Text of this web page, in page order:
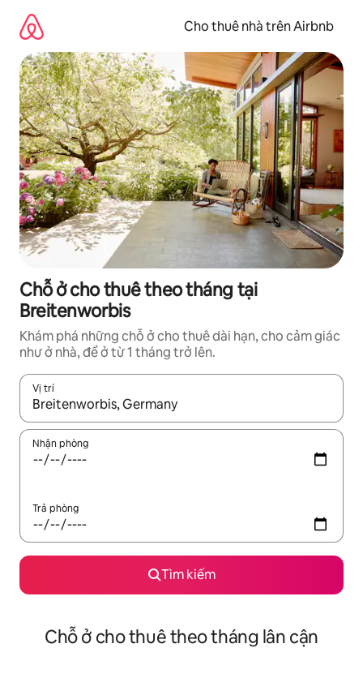
dung
Cho thuê nhà trên Airbnb
Chỗ ở cho thuê theo tháng tại
Breitenworbis
Khám phá những chỗ ở cho thuê dài hạn, cho cảm giác
như ở nhà, để ở từ 1 tháng trở lên.
Vị trí
Khi có kết quả, hãy điều hướng bằng phím mũi tên lên và
Nhận phòng
Trả phòng
Tìm kiếm
Chỗ ở cho thuê theo tháng lân cận